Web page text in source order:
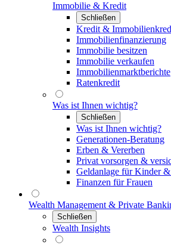
Immobilie & Kredit
Schließen
Kredit &
Immobilienfinanzierung
Immobilie besitzen
Immobilie verkaufen
Immobilienmarktberichte
Ratenkredit
Was ist Ihnen wichtig?
Schließen
Was ist Ihnen wichtig?
Generationen-Beratung
Erben & Vererben
Privat vorsorgen &
Geldanlage für Kinder
Finanzen für Frauen
Wealth Management & Private
Schließen
Wealth Insights